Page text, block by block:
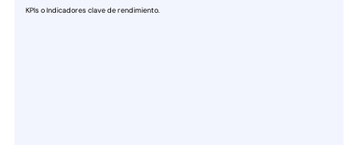
KPIs o Indicadores clave de rendimiento.